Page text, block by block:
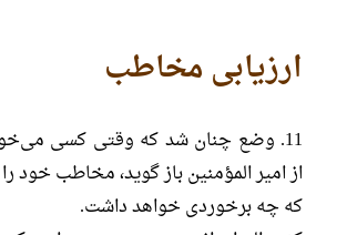
ارزیابی مخاطب
11. وضع چنان شد که وقتی کسی
از امیر المؤمنین باز گوید، مخاطب خود
که چه برخوردی خواهد داشت.